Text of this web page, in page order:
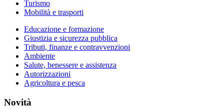
Turismo
Mobilità e trasporti
Educazione e formazione
Giustizia e sicurezza pubblica
Tributi, finanze e contravvenzioni
Ambiente
Salute, benessere e assistenza
Autorizzazioni
Agricoltura e pesca
Novità